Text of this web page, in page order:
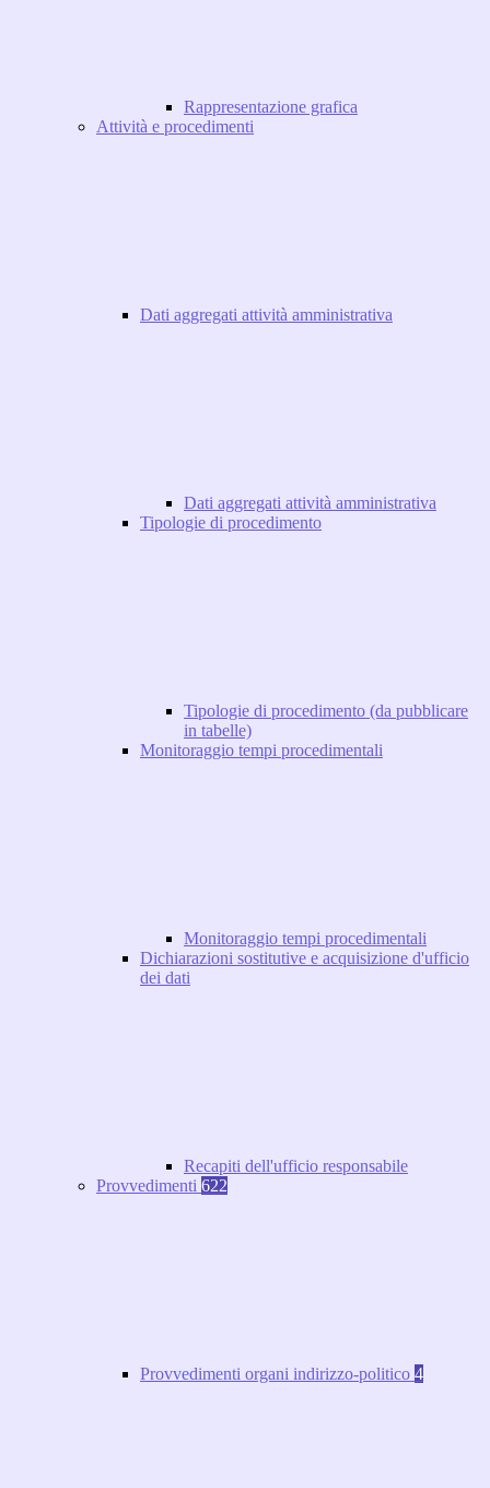
Rappresentazione grafica
Attività e procedimenti
Dati aggregati attività amministrativa
Dati aggregati attività amministrativa
Tipologie di procedimento
Tipologie di procedimento (da pubblicare
in tabelle)
Monitoraggio tempi procedimentali
Monitoraggio tempi procedimentali
Dichiarazioni sostitutive e acquisizione d'ufficio
dei dati
Recapiti dell'ufficio responsabile
Provvedimenti 622
Provvedimenti organi indirizzo-politico 4